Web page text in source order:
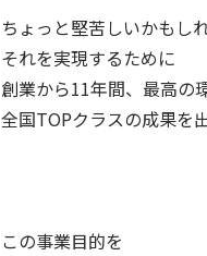
ちょっと堅苦しいかも
それを実現するために
創業から11年間、最高の
全国TOPクラスの成果を
この事業目的を